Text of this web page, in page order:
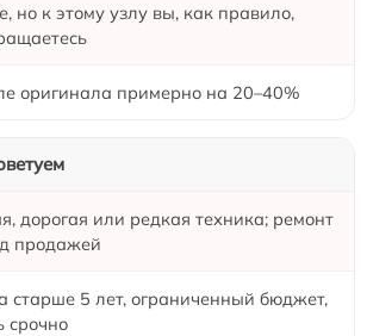
но к этому узлу вы, как правило,
оригинала примерно на 20–40%
дорогая или редкая техника; ремонт
продажей
старше 5 лет, ограниченный бюджет,
срочно